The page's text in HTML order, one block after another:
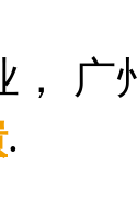
，
.